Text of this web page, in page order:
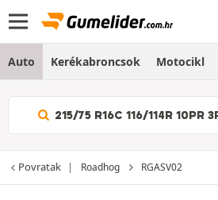
Auto Kerékabroncsok Motocikl
215/75 R16C 116/114R
Povratak Roadhog RGASV02